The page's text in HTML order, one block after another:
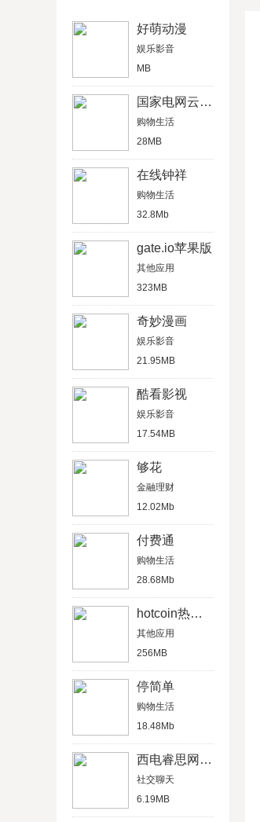
好萌动漫
娱乐影音
MB
国家电网云电话
购物生活
28MB
在线钟祥
购物生活
32.8Mb
gate.io苹果版
其他应用
323MB
奇妙漫画
娱乐影音
21.95MB
酷看影视
娱乐影音
17.54MB
够花
金融理财
12.02Mb
付费通
购物生活
28.68Mb
hotcoin热币交易所
其他应用
256MB
停简单
购物生活
18.48Mb
西电睿思网页版
社交聊天
6.19MB